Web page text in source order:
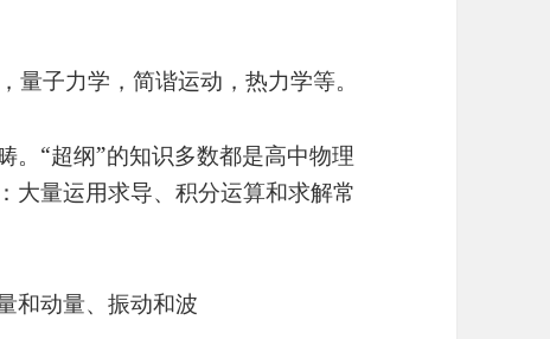
子力学，简谐运动，热力学等。
。“超纲”的知识多数都是高中物理
大量运用求导、积分运算和求解常
和动量、振动和波